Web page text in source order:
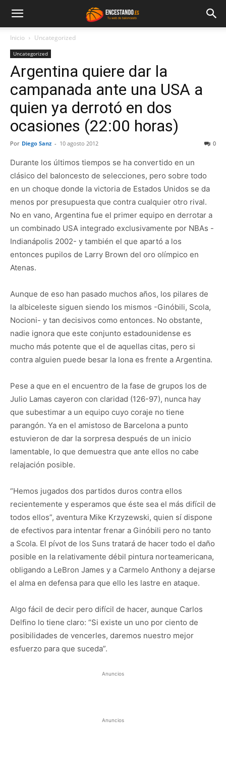
Inicio Uncategorized
Uncategorized
Argentina quiere dar la
campanada ante una USA a
quien ya derrotó en dos
ocasiones (22:00 horas)
Por Diego Sanz - 10 agosto 2012 0
Durante los últimos tiempos se ha convertido en un
clásico del baloncesto de selecciones, pero sobre todo
en un choque donde la victoria de Estados Unidos se da
menos por presupuesta que contra cualquier otro rival.
No en vano, Argentina fue el primer equipo en derrotar a
un combinado USA integrado exclusivamente por NBAs -
Indianápolis 2002- y también el que apartó a los
entonces pupilos de Larry Brown del oro olímpico en
Atenas.
Aunque de eso han pasado muchos años, los pilares de
la albiceleste siguen siendo los mismos -Ginóbili, Scola,
Nocioni- y tan decisivos como entonces. No obstante,
nadie ignora que este conjunto estadounidense es
mucho más potente que el de aquellas citas, pero si
contra alguien puede besar la lona es frente a Argentina.
Pese a que en el encuentro de la fase de grupos los de
Julio Lamas cayeron con claridad (126-97), nunca hay
que subestimar a un equipo cuyo coraje no tiene
parangón. Ya en el amistoso de Barcelona a punto
estuvieron de dar la sorpresa después de un inicio
lamentable, lo que demuestra que ante ellos no cabe
relajación posible.
“Hemos jugados dos partidos duros contra ellos
recientemente y esperamos que éste sea el más difícil de
todos ellos”, aventura Mike Krzyzewski, quien sí dispone
de efectivos para intentar frenar a Ginóbili pero no tanto
a Scola. El pívot de los Suns tratará de hacer todo el daño
posible en la relativamente débil pintura norteamericana,
obligando a LeBron James y a Carmelo Anthony a dejarse
el alma en defensa para que ello les lastre en ataque.
Algo fácil de decir pero difícil de hacer, aunque Carlos
Delfino lo tiene claro: “Si existe un uno por ciento de
posibilidades de vencerles, daremos nuestro mejor
esfuerzo para que suceda”.
Anuncios
Anuncios